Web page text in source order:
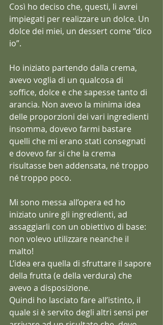
Così ho deciso che, questi, li avrei
impiegati per realizzare un dolce. Un
dolce dei miei, un dessert come “dico
io”.
Ho iniziato partendo dalla crema,
avevo voglia di un qualcosa di
soffice, dolce e che sapesse tanto di
arancia. Non avevo la minima idea
delle proporzioni dei vari ingredienti
insomma, dovevo farmi bastare
quelli che mi erano stati consegnati
e dovevo far si che la crema
risultasse ben addensata, né troppo
né troppo poco.
Mi sono messa all’opera ed ho
iniziato unire gli ingredienti, ad
assaggiarli con un obiettivo di base:
non volevo utilizzare neanche il
malto!
L’idea era quella di sfruttare il sapore
della frutta (e della verdura) che
avevo a disposizione.
Quindi ho lasciato fare all’istinto, il
quale si è servito degli altri sensi per